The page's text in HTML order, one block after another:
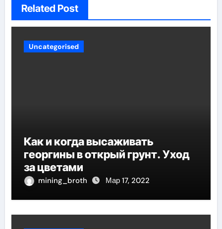
Related Post
Uncategorised
Как и когда высаживать
георгины в открый грунт. Уход
за цветами
mining_broth Мар 17, 2022